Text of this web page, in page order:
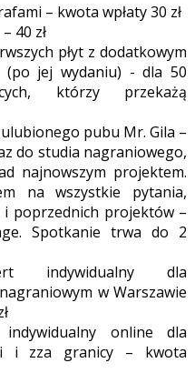
– kwota wpłaty 30 zł
40 zł
płyt z dodatkowym
jej wydaniu) - dla 50
którzy przekażą
pubu Mr. Gila –
do studia nagraniowego,
najnowszym projektem.
na wszystkie pytania,
poprzednich projektów –
Spotkanie trwa do 2
indywidualny dla
w Warszawie
online dla
i zza granicy – kwota